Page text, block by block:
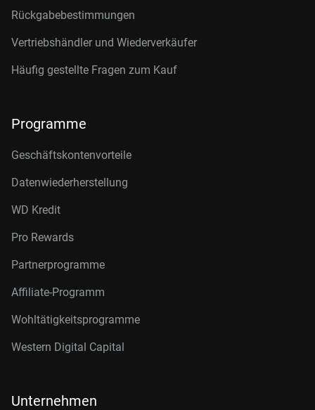
Rückgabebestimmungen
Vertriebshändler und Wiederverkäufer
Häufig gestellte Fragen zum Kauf
Programme
Geschäftskontenvorteile
Datenwiederherstellung
WD Kredit
Pro Rewards
Partnerprogramme
Affiliate-Programm
Wohltätigkeitsprogramme
Western Digital Capital
Unternehmen